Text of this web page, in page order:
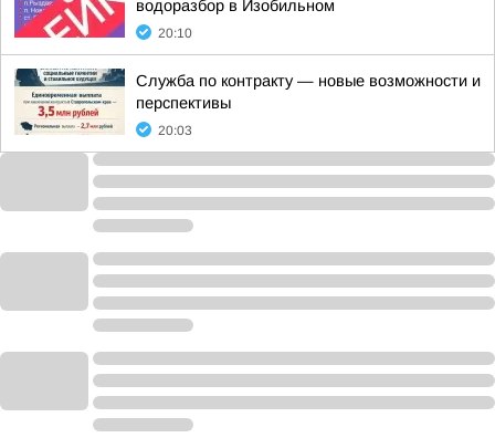
водоразбор в Изобильном
20:10
Служба по контракту — новые возможности и
перспективы
20:03